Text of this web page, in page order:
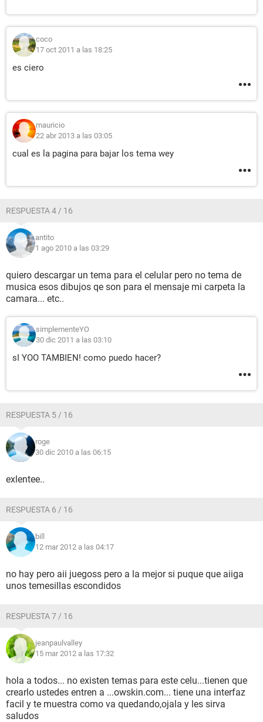
coco
17 oct 2011 a las 18:25
es ciero
mauricio
22 abr 2013 a las 03:05
cual es la pagina para bajar los tema wey
RESPUESTA 4 / 16
antito
1 ago 2010 a las 03:29
quiero descargar un tema para el celular pero no tema de
musica esos dibujos qe son para el mensaje mi carpeta la
camara... etc..
simplementeYO
30 dic 2011 a las 03:10
sI YOO TAMBIEN! como puedo hacer?
RESPUESTA 5 / 16
roge
30 dic 2010 a las 06:15
exlentee..
RESPUESTA 6 / 16
bill
12 mar 2012 a las 04:17
no hay pero aii juegoss pero a la mejor si puque que aiiga
unos temesillas escondidos
RESPUESTA 7 / 16
jeanpaulvalley
15 mar 2012 a las 17:32
hola a todos... no existen temas para este celu...tienen que
crearlo ustedes entren a ...owskin.com... tiene una interfaz
facil y te muestra como va quedando,ojala y les sirva
saludos